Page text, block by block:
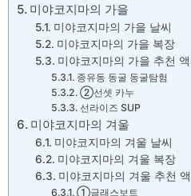
미야코지마의 가을
미야코지마의 가을 날씨
미야코지마의 가을 복장
미야코지마의 가을 추천
종유동 동굴 동굴탐험
②선셋 카누
선라이즈 SUP
미야코지마의 겨울
미야코지마의 겨울 날씨
미야코지마의 겨울 복장
미야코지마의 겨울 추천
①글래스보트